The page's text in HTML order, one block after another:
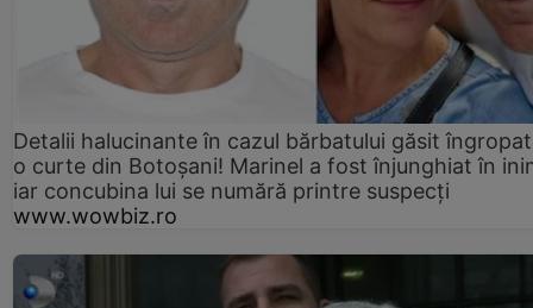
Detalii halucinante în cazul bărbatului găsit
o curte din Botoșani! Marinel a fost înjunghiat în
iar concubina lui se numără printre suspecți
www.wowbiz.ro